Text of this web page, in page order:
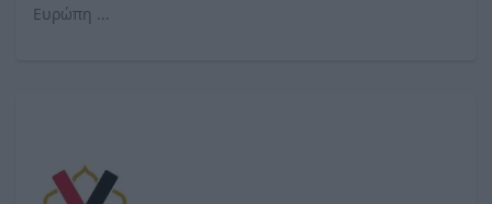
Ευρώπη ...